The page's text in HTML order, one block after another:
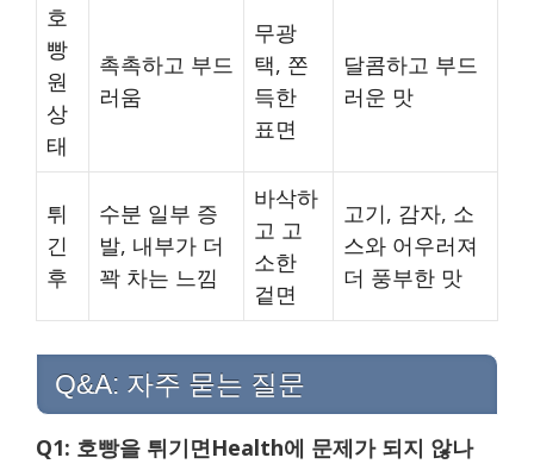
호
빵
원
상
태
촉촉하고 부드
러움
무광
택, 쫀
득한
표면
달콤하고 부드
러운 맛
튀
긴
후
수분 일부 증
발, 내부가 더
꽉 차는 느낌
바삭하
고 고
소한
겉면
고기, 감자, 소
스와 어우러져
더 풍부한 맛
Q&A: 자주 묻는 질문
Q1: 호빵을 튀기면Health에 문제가 되지 않나